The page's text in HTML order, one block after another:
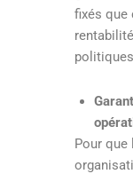
fixés que
Pour que